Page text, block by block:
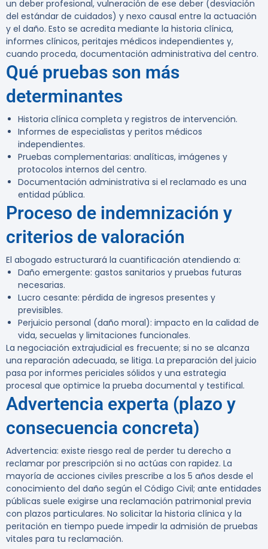
un deber profesional, vulneración de ese deber (desviación
del estándar de cuidados) y nexo causal entre la actuación
y el daño. Esto se acredita mediante la historia clínica,
informes clínicos, peritajes médicos independientes y,
cuando proceda, documentación administrativa del centro.
Qué pruebas son más
determinantes
Historia clínica completa y registros de intervención.
Informes de especialistas y peritos médicos
independientes.
Pruebas complementarias: analíticas, imágenes y
protocolos internos del centro.
Documentación administrativa si el reclamado es una
entidad pública.
Proceso de indemnización y
criterios de valoración
El abogado estructurará la cuantificación atendiendo a:
Daño emergente: gastos sanitarios y pruebas futuras
necesarias.
Lucro cesante: pérdida de ingresos presentes y
previsibles.
Perjuicio personal (daño moral): impacto en la calidad de
vida, secuelas y limitaciones funcionales.
La negociación extrajudicial es frecuente; si no se alcanza
una reparación adecuada, se litiga. La preparación del juicio
pasa por informes periciales sólidos y una estrategia
procesal que optimice la prueba documental y testifical.
Advertencia experta (plazo y
consecuencia concreta)
Advertencia: existe riesgo real de perder tu derecho a
reclamar por prescripción si no actúas con rapidez. La
mayoría de acciones civiles prescribe a los 5 años desde el
conocimiento del daño según el Código Civil; ante entidades
públicas suele exigirse una reclamación patrimonial previa
con plazos particulares. No solicitar la historia clínica y la
peritación en tiempo puede impedir la admisión de pruebas
vitales para tu reclamación.